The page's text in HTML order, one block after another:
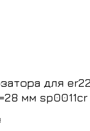
для
мм sp0011cr